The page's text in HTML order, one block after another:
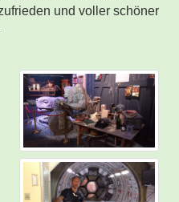
und voller schöner